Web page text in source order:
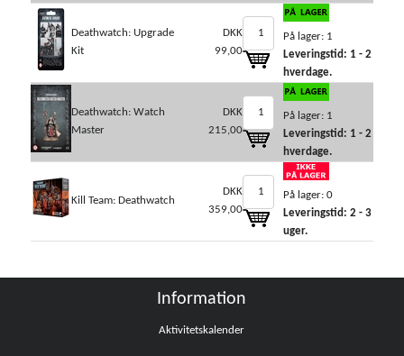
Deathwatch: Upgrade
Kit
DKK
99,00
På lager: 1
Leveringstid: 1 - 2
hverdage.
Deathwatch: Watch
Master
DKK
215,00
På lager: 1
Leveringstid: 1 - 2
hverdage.
Kill Team: Deathwatch
DKK
359,00
På lager: 0
Leveringstid: 2 - 3
uger.
Information
Aktivitetskalender